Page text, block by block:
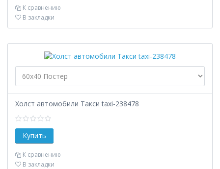
К сравнению
В закладки
Холст автомобили Такси taxi-238478
К сравнению
В закладки